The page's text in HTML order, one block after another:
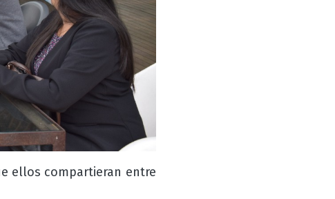
ellos compartieran entre